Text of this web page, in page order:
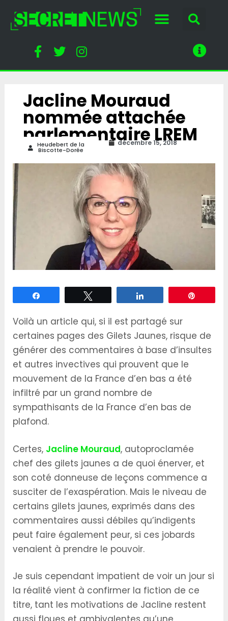
Jacline Mouraud
nommée attachée
parlementaire LREM
Heudebert de la
Biscotte-Dorée
décembre 15, 2018
Voilà un article qui, si il est partagé sur
certaines pages des Gilets Jaunes, risque de
générer des commentaires à base d’insultes
et autres invectives qui prouvent que le
mouvement de la France d’en bas a été
infiltré par un grand nombre de
sympathisants de la France d’en bas de
plafond.
Certes, Jacline Mouraud, autoproclamée
chef des gilets jaunes a de quoi énerver, et
son coté donneuse de leçons commence a
susciter de l’exaspération. Mais le niveau de
certains gilets jaunes, exprimés dans des
commentaires aussi débiles qu’indigents
peut faire également peur, si ces jobards
venaient à prendre le pouvoir.
Je suis cependant impatient de voir un jour si
la réalité vient à confirmer la fiction de ce
titre, tant les motivations de Jacline restent